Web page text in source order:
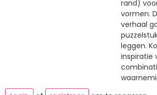
rand)
vormen.
verhaal
leggen.
inspiratie